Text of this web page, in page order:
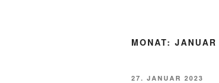
MONAT: JANUAR
VERÖFFENTLICHT
27. JANUAR 2023